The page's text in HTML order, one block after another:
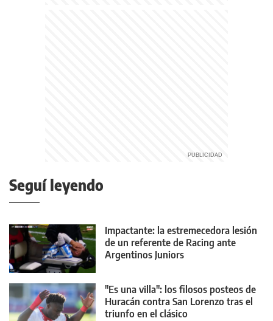
Seguí leyendo
Impactante: la estremecedora lesión
de un referente de Racing ante
Argentinos Juniors
"Es una villa": los filosos posteos de
Huracán contra San Lorenzo tras el
triunfo en el clásico